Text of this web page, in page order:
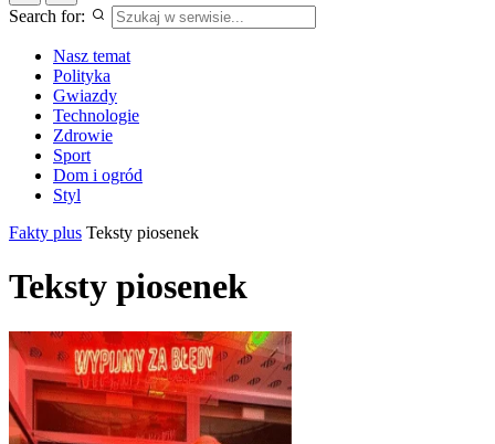
Search for:
Nasz temat
Polityka
Gwiazdy
Technologie
Zdrowie
Sport
Dom i ogród
Styl
Fakty plus Teksty piosenek
Teksty piosenek